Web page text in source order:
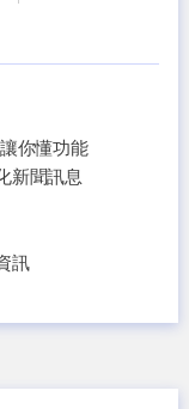
你懂功能
新聞訊息
訊